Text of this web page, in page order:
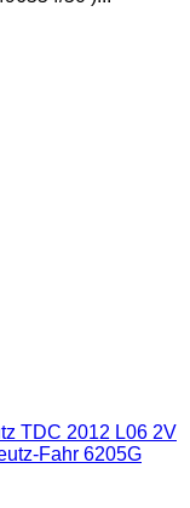
TDC 2012 L06 2V
Fahr 6205G